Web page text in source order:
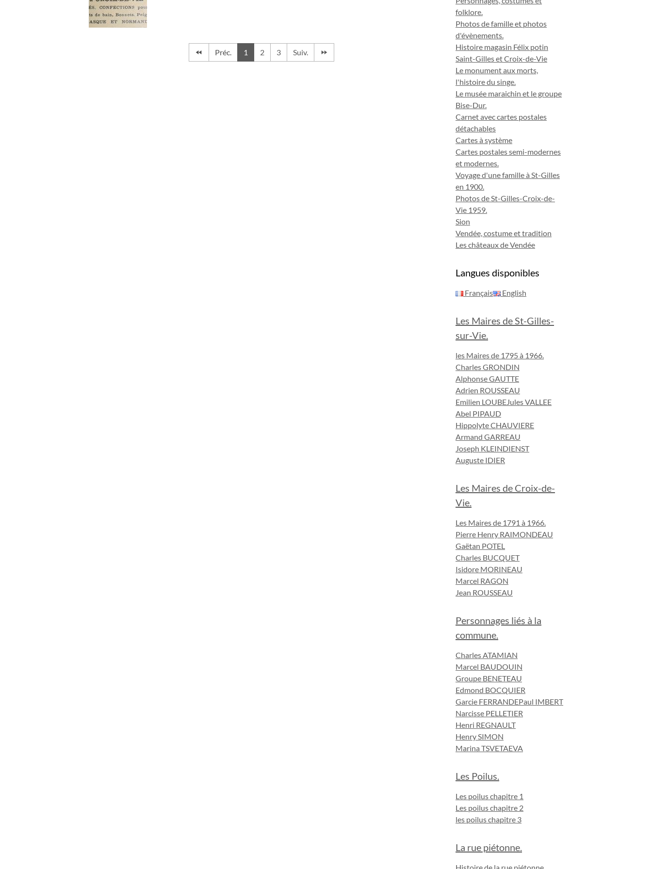
Préc. 1 2 3 Suiv.
folklore.
Photos de famille et photos
d'évènements.
Histoire magasin Félix potin
Saint-Gilles et Croix-de-Vie
Le monument aux morts,
l'histoire du singe.
Le musée maraichin et le groupe
Bise-Dur.
Carnet avec cartes postales
détachables
Cartes à système
Cartes postales semi-modernes
et modernes.
Voyage d'une famille à St-Gilles
en 1900.
Photos de St-Gilles-Croix-de-
Vie 1959.
Sion
Vendée, costume et tradition
Les châteaux de Vendée
Langues disponibles
Français English
Les Maires de St-Gilles-
sur-Vie.
les Maires de 1795 à 1966.
Charles GRONDIN
Alphonse GAUTTE
Adrien ROUSSEAU
Emilien LOUBEJules VALLEE
Abel PIPAUD
Hippolyte CHAUVIERE
Armand GARREAU
Joseph KLEINDIENST
Auguste IDIER
Les Maires de Croix-de-
Vie.
Les Maires de 1791 à 1966.
Pierre Henry RAIMONDEAU
Gaëtan POTEL
Charles BUCQUET
Isidore MORINEAU
Marcel RAGON
Jean ROUSSEAU
Personnages liés à la
commune.
Charles ATAMIAN
Marcel BAUDOUIN
Groupe BENETEAU
Edmond BOCQUIER
Garcie FERRANDEPaul IMBERT
Narcisse PELLETIER
Henri REGNAULT
Henry SIMON
Marina TSVETAEVA
Les Poilus.
Les poilus chapitre 1
Les poilus chapitre 2
les poilus chapitre 3
La rue piétonne.